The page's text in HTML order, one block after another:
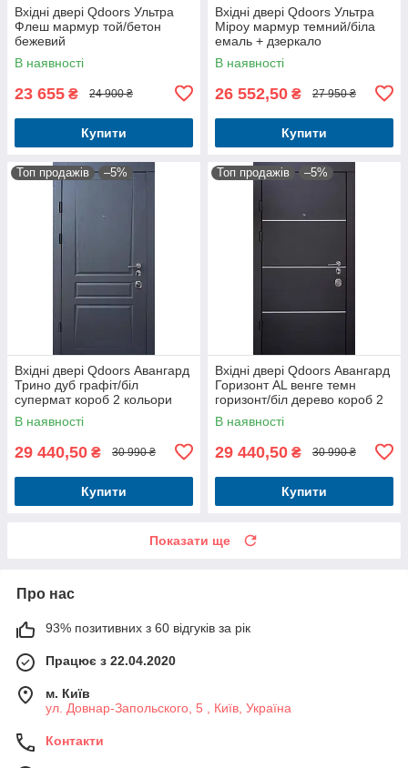
Вхідні двері Qdoors Ультра
Флеш мармур той/бетон
бежевий
В наявності
23 655 ₴ 24 900 ₴
Купити
Вхідні двері Qdoors Ультра
Міроу мармур темний/біла
емаль + дзеркало
В наявності
26 552,50 ₴ 27 950 ₴
Купити
Топ продажів –5%
Вхідні двері Qdoors Авангард
Трино дуб графіт/біл
супермат короб 2 кольори
В наявності
29 440,50 ₴ 30 990 ₴
Купити
Топ продажів –5%
Вхідні двері Qdoors Авангард
Горизонт AL венге темн
горизонт/біл дерево короб 2
кольори
В наявності
29 440,50 ₴ 30 990 ₴
Купити
Показати ще
Про нас
93% позитивних з 60 відгуків за рік
Працює з 22.04.2020
м. Київ
ул. Довнар-Запольского, 5 , Київ, Україна
Контакти